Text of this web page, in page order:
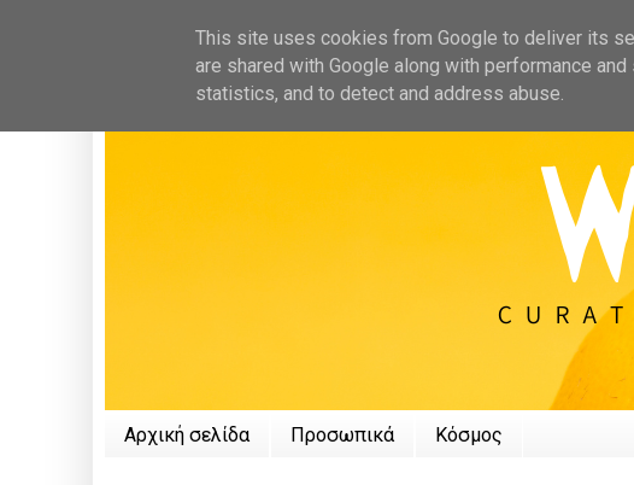
Αρχική σελίδα Προσωπικά Κόσμος
This site uses cookies from Google to deliver its
are shared with Google along with performance
statistics, and to detect and address abuse.